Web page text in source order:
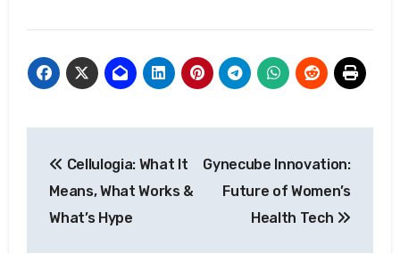
navigation
Cellulogia: What It
Means, What Works &
What’s Hype
Gynecube Innovation:
Future of Women’s
Health Tech